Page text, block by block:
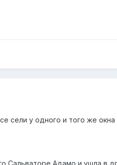
сели у одного и того же
Сальваторе Адамо и ушла в